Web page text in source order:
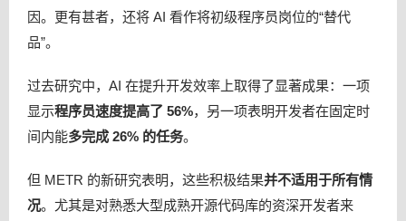
因。更有甚者，还将 AI 看作将初级程序员岗位的“替代
品”。
过去研究中，AI 在提升开发效率上取得了显著成果：一项
显示程序员速度提高了 56%，另一项表明开发者在固定时
间内能多完成 26% 的任务。
但 METR 的新研究表明，这些积极结果并不适用于所有情
况。尤其是对熟悉大型成熟开源代码库的资深开发者来